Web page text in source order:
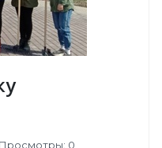
Просмотры: 0